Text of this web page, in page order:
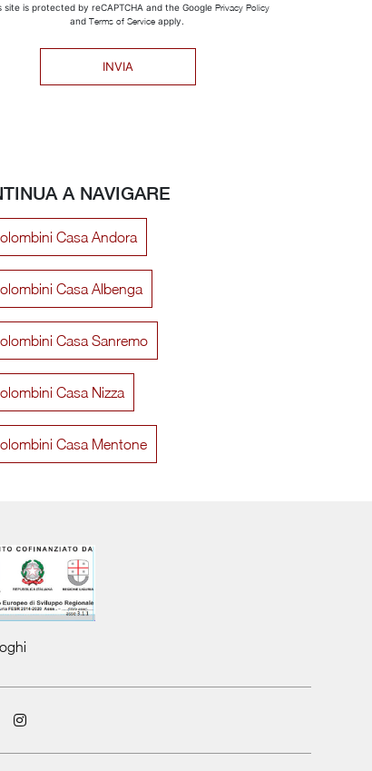
site is protected by reCAPTCHA and the Google Privacy Policy
and Terms of Serviceapply.
INVIA
Volo L006
A NAVIGARE
Casa Andora
Casa Albenga
Casa Sanremo
Casa Nizza
Casa Mentone